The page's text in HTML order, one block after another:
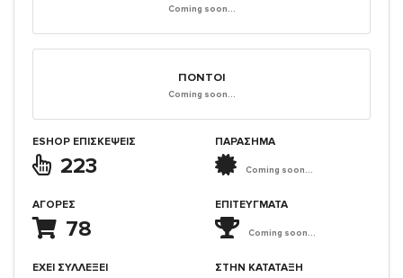
Coming soon...
ΠΌΝΤΟΙ
Coming soon...
ESHOP ΕΠΙΣΚΈΨΕΙΣ
223
ΑΓΟΡΈΣ
78
ΈΧΕΙ ΣΥΛΛΈΞΕΙ
ΠΑΡΑΣΗΜΑ
Coming soon...
ΕΠΙΤΕΎΓΜΑΤΑ
Coming soon...
ΣΤΗΝ ΚΑΤΆΤΑΞΗ